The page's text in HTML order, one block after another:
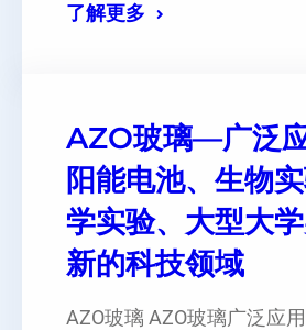
了解更多
AZO玻璃—广泛
阳能电池、生物
学实验、大型大
新的科技领域
AZO玻璃 AZO玻璃广泛应